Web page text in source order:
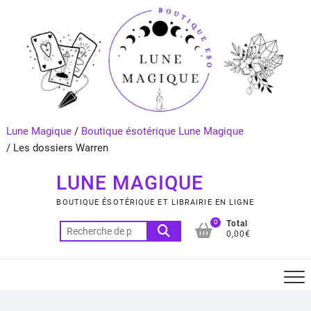
content
Lune Magique/ Boutique ésotérique Lune Magique
/ Les dossiers Warren
LUNE MAGIQUE
BOUTIQUE ÉSOTÉRIQUE ET LIBRAIRIE EN LIGNE
Recherche
pour :
0
Total
0,00€